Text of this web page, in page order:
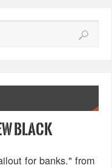
BLACK
for banks." from